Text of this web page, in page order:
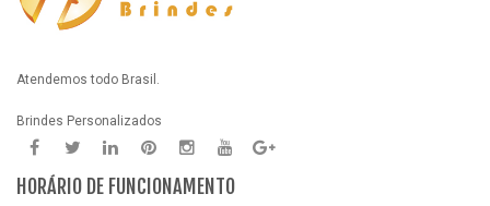
Atendemos todo Brasil.
Brindes Personalizados
HORÁRIO DE FUNCIONAMENTO